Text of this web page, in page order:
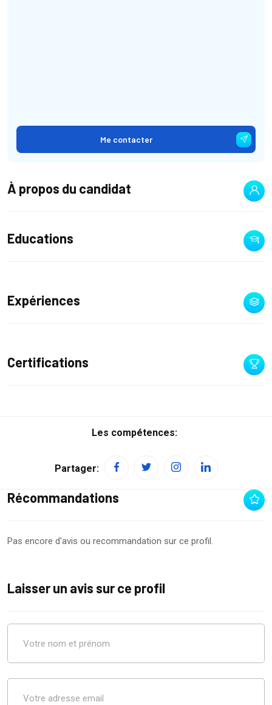
Me contacter
À propos du candidat
Educations
Expériences
Certifications
Les compétences:
Partager:
Récommandations
Pas encore d'avis ou recommandation sur ce profil.
Laisser un avis sur ce profil